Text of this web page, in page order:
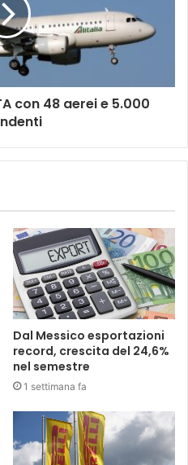
con 48 aerei e 5.000
Dal Messico esportazioni
record, crescita del 24,6%
nel semestre
1 settimana fa